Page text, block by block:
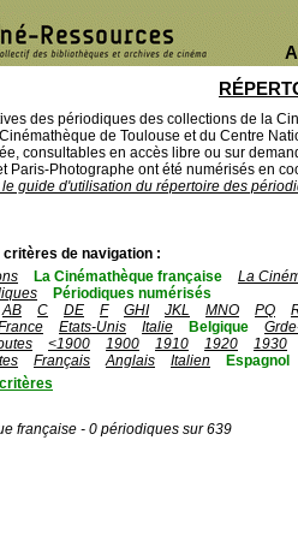
des périodiques des collections de la
de Toulouse et du Centre
consultables en accès libre ou sur
Paris-Photographe ont été numérisés en
guide d'utilisation du répertoire des
de navigation :
La Cinémathèque française La
Périodiques numérisés
AB C DE F GHI JKL MNO PQ
Etats-Unis Italie Belgique
<1900 1900 1910 1920 1930
Français Anglais Italien Espagnol
française - 0 périodiques sur 639